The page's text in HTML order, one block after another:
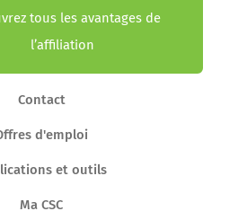
tous les avantages de
l’affiliation
Contact
d'emploi
et outils
Ma CSC